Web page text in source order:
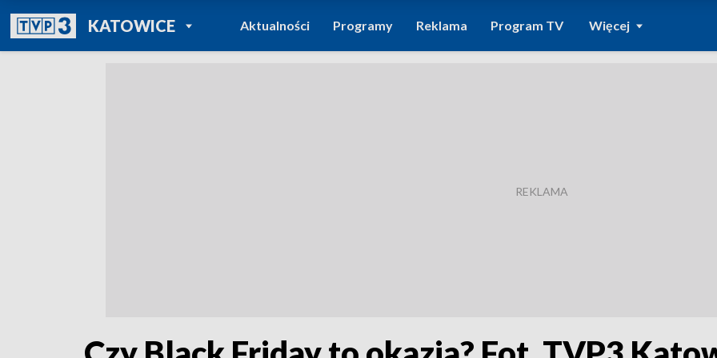
KATOWICEPOWRÓT DO
TVP REGIONY
Aktualności Programy Reklama Program TV Więcej